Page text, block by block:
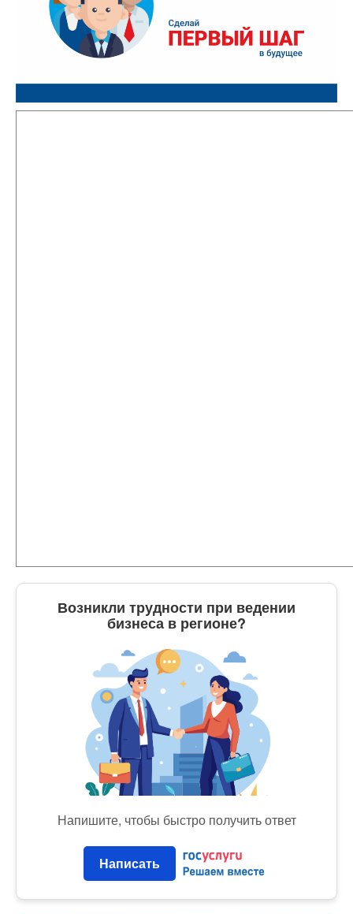
Возникли трудности при ведении
бизнеса в регионе?
Напишите, чтобы быстро получить ответ
Написать